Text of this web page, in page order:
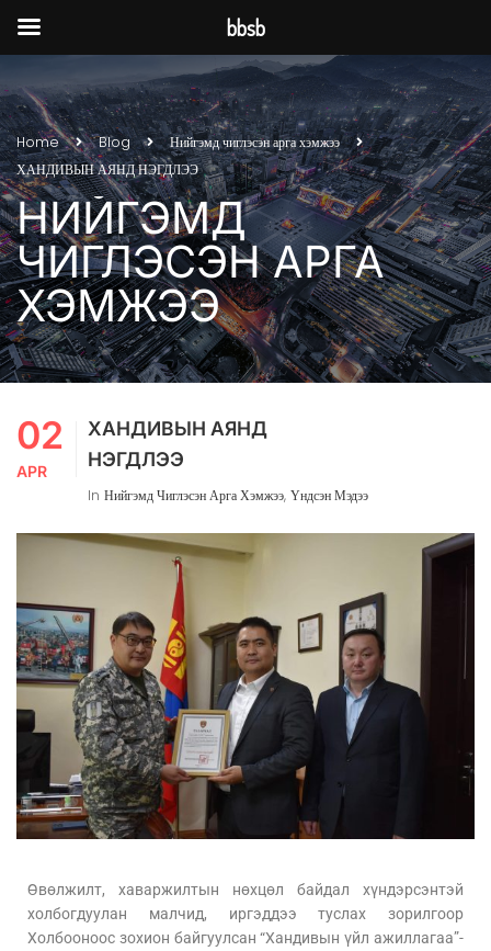
Home Blog
Нийгэмд чиглэсэн арга хэмжээ
ХАНДИВЫН АЯНД НЭГДЛЭЭ
НИЙГЭМД
ЧИГЛЭСЭН АРГА
ХЭМЖЭЭ
02
APR
ХАНДИВЫН АЯНД
НЭГДЛЭЭ
In Нийгэмд Чиглэсэн Арга Хэмжээ, Үндсэн Мэдээ
Өвөлжилт, хаваржилтын нөхцөл байдал хүндэрсэнтэй
холбогдуулан малчид, иргэддээ туслах зорилгоор
Холбооноос зохион байгуулсан “Хандивын үйл ажиллагаа”-
bbsb